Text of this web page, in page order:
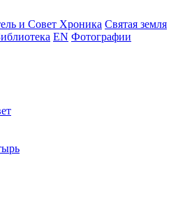
и Совет Хроника Святая земля
EN Фотографии